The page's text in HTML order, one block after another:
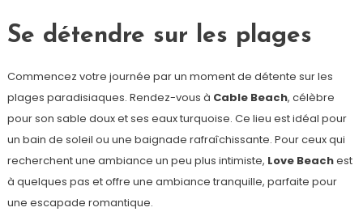
Se détendre sur les plages
Commencez votre journée par un moment de détente sur les
plages paradisiaques. Rendez-vous à Cable Beach, célèbre
pour son sable doux et ses eaux turquoise. Ce lieu est idéal pour
un bain de soleil ou une baignade rafraîchissante. Pour ceux qui
recherchent une ambiance un peu plus intimiste, Love Beachest
à quelques pas et offre une ambiance tranquille, parfaite pour
une escapade romantique.